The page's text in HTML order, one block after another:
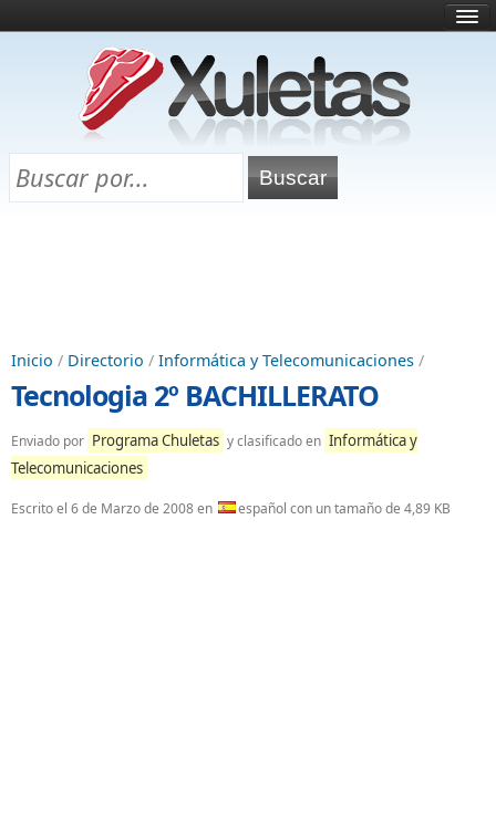
¿Qué es esto?
Directorio
Chuletas para exámenes
Inicio / Directorio / Informática y Telecomunicaciones /
Tecnologia 2º BACHILLERATO
Enviado por Programa Chuletas y clasificado en Informática y
Telecomunicaciones
Escrito el 6 de Marzo de 2008en español con un tamaño de 4,89 KB